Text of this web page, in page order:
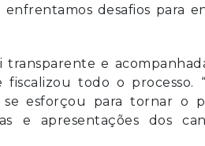
desafios para
transparente e
todo o processo.
esforçou para tornar o
e apresentações dos